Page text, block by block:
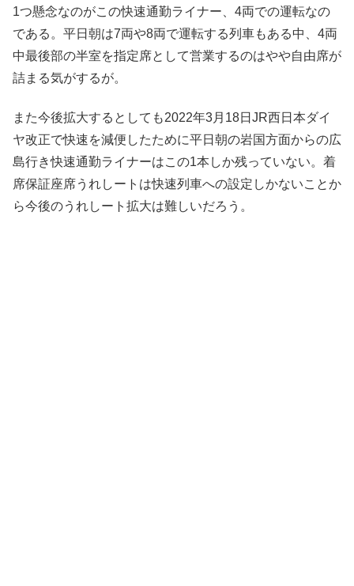
1つ懸念なのがこの快速通勤ライナー、4両での運転なの
である。平日朝は7両や8両で運転する列車もある中、4両
中最後部の半室を指定席として営業するのはやや自由席が
詰まる気がするが。
また今後拡大するとしても2022年3月18日JR西日本ダイ
ヤ改正で快速を減便したために平日朝の岩国方面からの広
島行き快速通勤ライナーはこの1本しか残っていない。着
席保証座席うれしートは快速列車への設定しかないことか
ら今後のうれしート拡大は難しいだろう。